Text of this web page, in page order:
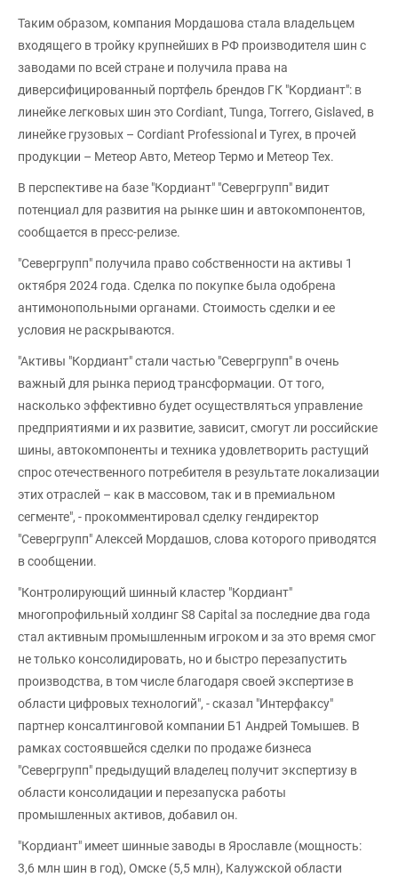
Таким образом, компания Мордашова стала владельцем
входящего в тройку крупнейших в РФ производителя шин с
заводами по всей стране и получила права на
диверсифицированный портфель брендов ГК "Кордиант": в
линейке легковых шин это Cordiant, Tunga, Torrero, Gislaved, в
линейке грузовых – Cordiant Professional и Tyrex, в прочей
продукции – Метеор Авто, Метеор Термо и Метеор Тех.
В перспективе на базе "Кордиант" "Севергрупп" видит
потенциал для развития на рынке шин и автокомпонентов,
сообщается в пресс-релизе.
"Севергрупп" получила право собственности на активы 1
октября 2024 года. Сделка по покупке была одобрена
антимонопольными органами. Стоимость сделки и ее
условия не раскрываются.
"Активы "Кордиант" стали частью "Севергрупп" в очень
важный для рынка период трансформации. От того,
насколько эффективно будет осуществляться управление
предприятиями и их развитие, зависит, смогут ли российские
шины, автокомпоненты и техника удовлетворить растущий
спрос отечественного потребителя в результате локализации
этих отраслей – как в массовом, так и в премиальном
сегменте", - прокомментировал сделку гендиректор
"Севергрупп" Алексей Мордашов, слова которого приводятся
в сообщении.
"Контролирующий шинный кластер "Кордиант"
многопрофильный холдинг S8 Capital за последние два года
стал активным промышленным игроком и за это время смог
не только консолидировать, но и быстро перезапустить
производства, в том числе благодаря своей экспертизе в
области цифровых технологий", - сказал "Интерфаксу"
партнер консалтинговой компании Б1 Андрей Томышев. В
рамках состоявшейся сделки по продаже бизнеса
"Севергрупп" предыдущий владелец получит экспертизу в
области консолидации и перезапуска работы
промышленных активов, добавил он.
"Кордиант" имеет шинные заводы в Ярославле (мощность:
3,6 млн шин в год), Омске (5,5 млн), Калужской области